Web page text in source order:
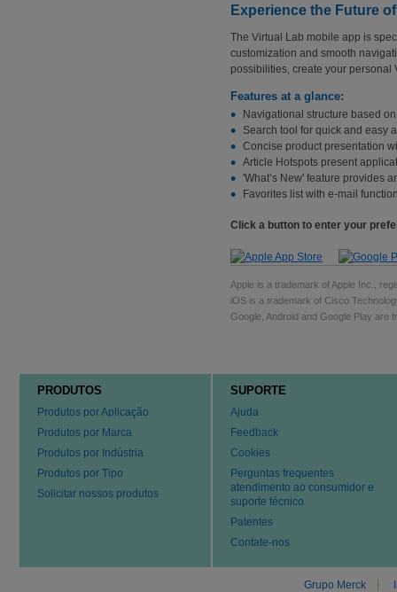
Experience the Future
The Virtual Lab mobile app is
customization and smooth
possibilities, create your personal
Features at a glance:
Navigational structure based
Search tool for quick and easy
Concise product presentation
Article Hotspots present
'What’s New' feature provides
Favorites list with e-mail
Click a button to enter your
Apple is a trademark of Apple Inc.,
iOS is a trademark of Cisco
Google, Android and Google Play
PRODUTOS
Produtos por Aplicação
Produtos por Marca
Produtos por Indústria
Produtos por Tipo
Solicitar nossos produtos
SUPORTE
Ajuda
Feedback
Cookies
Perguntas frequentes
atendimento ao consumidor e
suporte técnico
Patentes
Contate-nos
Grupo Merck